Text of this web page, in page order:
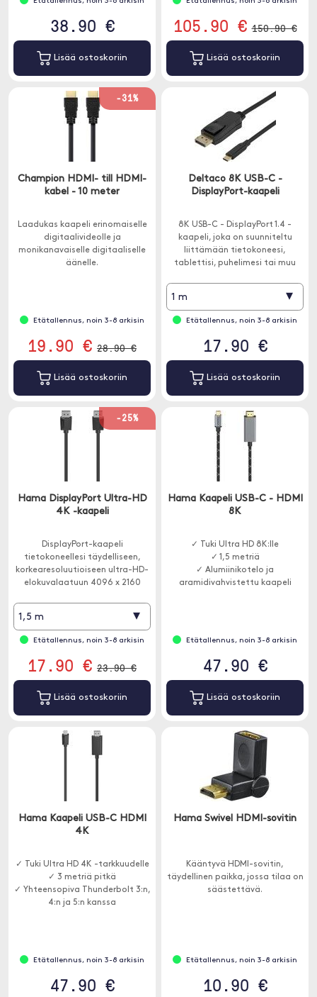
38.90 €
Lisää ostoskoriin
105.90 € 150.90 €
Lisää ostoskoriin
-31%
Champion HDMI- till HDMI-
kabel - 10 meter
Laadukas kaapeli erinomaiselle
digitaalivideolle ja
monikanavaiselle digitaaliselle
äänelle.
Etätallennus, noin 3-8 arkisin
19.90 € 28.90 €
Lisää ostoskoriin
Deltaco 8K USB-C -
DisplayPort-kaapeli
8K USB-C - DisplayPort 1.4 -
kaapeli, joka on suunniteltu
liittämään tietokoneesi,
tablettisi, puhelimesi tai muu
1 m ▾
Etätallennus, noin 3-8 arkisin
17.90 €
Lisää ostoskoriin
-25%
Hama DisplayPort Ultra-HD
4K -kaapeli
DisplayPort-kaapeli
tietokoneellesi täydelliseen,
korkearesoluutioiseen ultra-HD-
elokuvalaatuun 4096 x 2160
1,5 m ▾
Etätallennus, noin 3-8 arkisin
17.90 € 23.90 €
Lisää ostoskoriin
Hama Kaapeli USB-C - HDMI
8K
✓ Tuki Ultra HD 8K:lle
✓ 1,5 metriä
✓ Alumiinikotelo ja
aramidivahvistettu kaapeli
Etätallennus, noin 3-8 arkisin
47.90 €
Lisää ostoskoriin
Hama Kaapeli USB-C HDMI
4K
✓ Tuki Ultra HD 4K -tarkkuudelle
✓ 3 metriä pitkä
✓ Yhteensopiva Thunderbolt 3:n,
4:n ja 5:n kanssa
Etätallennus, noin 3-8 arkisin
47.90 €
Hama Swivel HDMI-sovitin
Kääntyvä HDMI-sovitin,
täydellinen paikka, jossa tilaa on
säästettävä.
Etätallennus, noin 3-8 arkisin
10.90 €